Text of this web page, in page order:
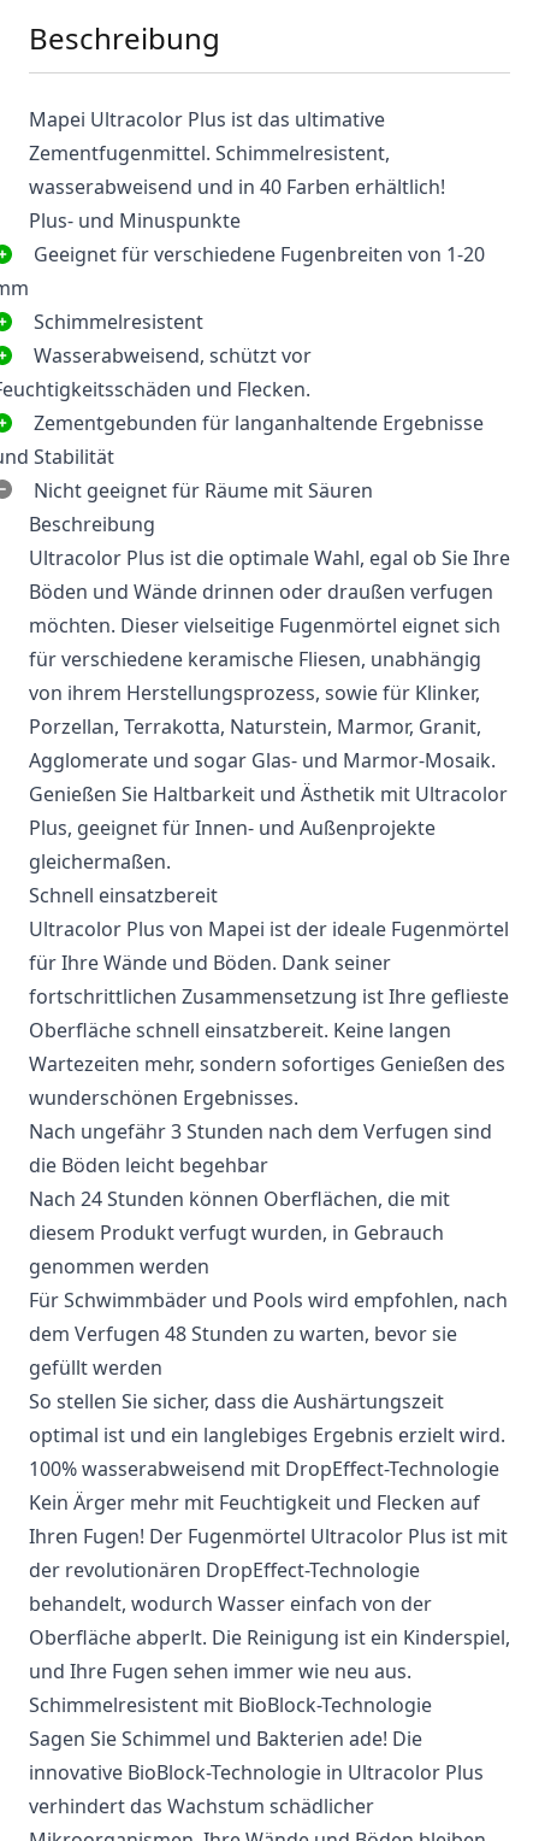
Beschreibung
Mapei Ultracolor Plus ist das ultimative
Zementfugenmittel. Schimmelresistent,
wasserabweisend und in 40 Farben erhältlich!
Plus- und Minuspunkte
Geeignet für verschiedene Fugenbreiten von 1-20
Schimmelresistent
Wasserabweisend, schützt vor
und Flecken.
Zementgebunden für langanhaltende Ergebnisse
Stabilität
Nicht geeignet für Räume mit Säuren
Beschreibung
Ultracolor Plus ist die optimale Wahl, egal ob Sie Ihre
Böden und Wände drinnen oder draußen verfugen
möchten. Dieser vielseitige Fugenmörtel eignet sich
für verschiedene keramische Fliesen, unabhängig
von ihrem Herstellungsprozess, sowie für Klinker,
Porzellan, Terrakotta, Naturstein, Marmor, Granit,
Agglomerate und sogar Glas- und Marmor-Mosaik.
Genießen Sie Haltbarkeit und Ästhetik mit Ultracolor
Plus, geeignet für Innen- und Außenprojekte
gleichermaßen.
Schnell einsatzbereit
Ultracolor Plus von Mapei ist der ideale Fugenmörtel
für Ihre Wände und Böden. Dank seiner
fortschrittlichen Zusammensetzung ist Ihre geflieste
Oberfläche schnell einsatzbereit. Keine langen
Wartezeiten mehr, sondern sofortiges Genießen des
wunderschönen Ergebnisses.
Nach ungefähr 3 Stunden nach dem Verfugen sind
die Böden leicht begehbar
Nach 24 Stunden können Oberflächen, die mit
diesem Produkt verfugt wurden, in Gebrauch
genommen werden
Für Schwimmbäder und Pools wird empfohlen, nach
dem Verfugen 48 Stunden zu warten, bevor sie
gefüllt werden
So stellen Sie sicher, dass die Aushärtungszeit
optimal ist und ein langlebiges Ergebnis erzielt wird.
100% wasserabweisend mit DropEffect-Technologie
Kein Ärger mehr mit Feuchtigkeit und Flecken auf
Ihren Fugen! Der Fugenmörtel Ultracolor Plus ist mit
der revolutionären DropEffect-Technologie
behandelt, wodurch Wasser einfach von der
Oberfläche abperlt. Die Reinigung ist ein Kinderspiel,
und Ihre Fugen sehen immer wie neu aus.
Schimmelresistent mit BioBlock-Technologie
Sagen Sie Schimmel und Bakterien ade! Die
innovative BioBlock-Technologie in Ultracolor Plus
verhindert das Wachstum schädlicher